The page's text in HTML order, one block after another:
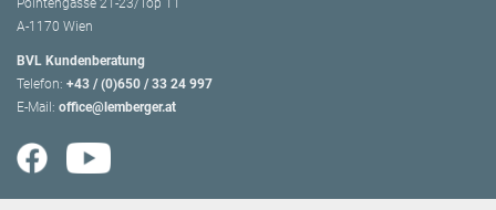
Pointengasse 21-23/Top 11
A-1170 Wien
BVL Kundenberatung
Telefon: +43 / (0)650 / 33 24 997
E-Mail: office@lemberger.at